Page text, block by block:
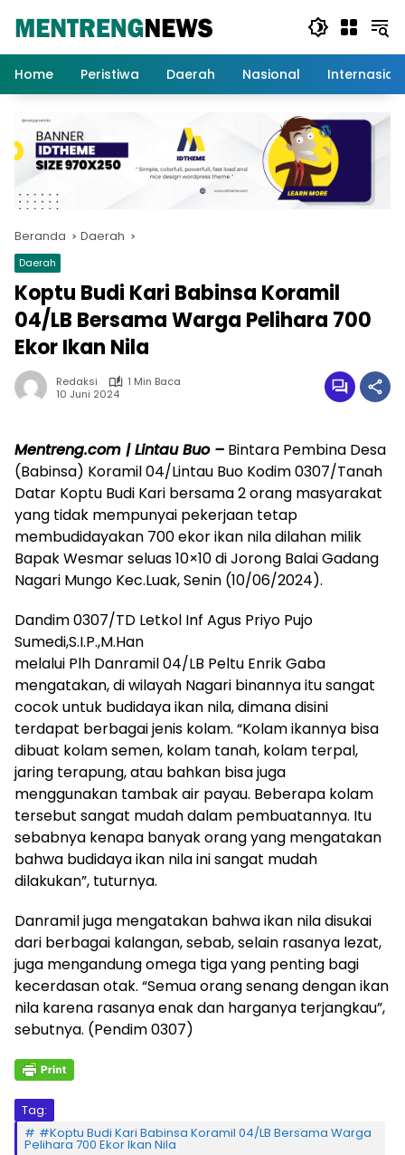
Home
Peristiwa Daerah Nasional
Beranda Daerah
Daerah
Koptu Budi Kari Babinsa Koramil
04/LB Bersama Warga Pelihara 700
Ekor Ikan Nila
Redaksi
1 Min Baca
10 Juni 2024
Mentreng.com | Lintau Buo – Bintara Pembina Desa
(Babinsa) Koramil 04/Lintau Buo Kodim 0307/Tanah
Datar Koptu Budi Kari bersama 2 orang masyarakat
yang tidak mempunyai pekerjaan tetap
membudidayakan 700 ekor ikan nila dilahan milik
Bapak Wesmar seluas 10×10 di Jorong Balai Gadang
Nagari Mungo Kec.Luak, Senin (10/06/2024).
Dandim 0307/TD Letkol Inf Agus Priyo Pujo
Sumedi,S.I.P.,M.Han
melalui Plh Danramil 04/LB Peltu Enrik Gaba
mengatakan, di wilayah Nagari binannya itu sangat
cocok untuk budidaya ikan nila, dimana disini
terdapat berbagai jenis kolam. “Kolam ikannya bisa
dibuat kolam semen, kolam tanah, kolam terpal,
jaring terapung, atau bahkan bisa juga
menggunakan tambak air payau. Beberapa kolam
tersebut sangat mudah dalam pembuatannya. Itu
sebabnya kenapa banyak orang yang mengatakan
bahwa budidaya ikan nila ini sangat mudah
dilakukan”, tuturnya.
Danramil juga mengatakan bahwa ikan nila disukai
dari berbagai kalangan, sebab, selain rasanya lezat,
juga mengandung omega tiga yang penting bagi
kecerdasan otak. “Semua orang senang dengan ikan
nila karena rasanya enak dan harganya terjangkau”,
sebutnya. (Pendim 0307)
Tag:
#Koptu Budi Kari Babinsa Koramil 04/LB Bersama Warga
Pelihara 700 Ekor Ikan Nila